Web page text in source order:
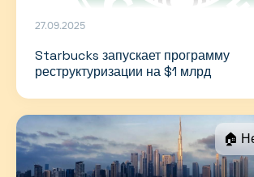
27.09.2025
Starbucks запускает программу
реструктуризации на $1 млрд
🏠